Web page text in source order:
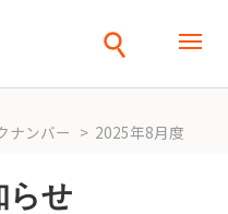
ナンバー
2025年8月度
らせ